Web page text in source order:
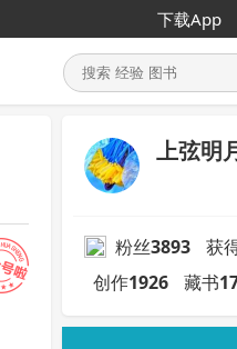
下载App
上弦明
粉丝3893 获
创作1926 藏书